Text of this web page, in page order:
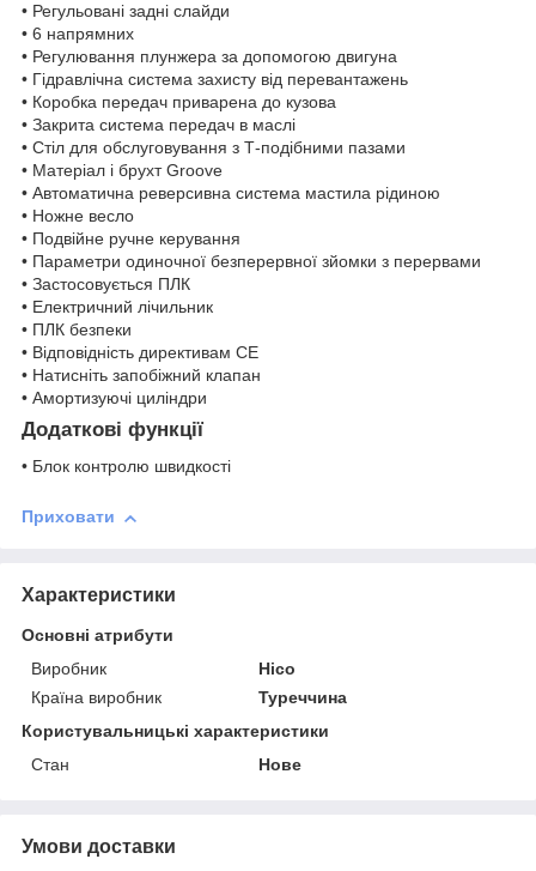
• Регульовані задні слайди
• 6 напрямних
• Регулювання плунжера за допомогою двигуна
• Гідравлічна система захисту від перевантажень
• Коробка передач приварена до кузова
• Закрита система передач в маслі
• Стіл для обслуговування з Т-подібними пазами
• Матеріал і брухт Groove
• Автоматична реверсивна система мастила рідиною
• Ножне весло
• Подвійне ручне керування
• Параметри одиночної безперервної зйомки з перервами
• Застосовується ПЛК
• Електричний лічильник
• ПЛК безпеки
• Відповідність директивам CE
• Натисніть запобіжний клапан
• Амортизуючі циліндри
Додаткові функції
• Блок контролю швидкості
Приховати
Характеристики
Основні атрибути
Виробник
Hico
Країна виробник
Туреччина
Користувальницькі характеристики
Стан
Нове
Умови доставки